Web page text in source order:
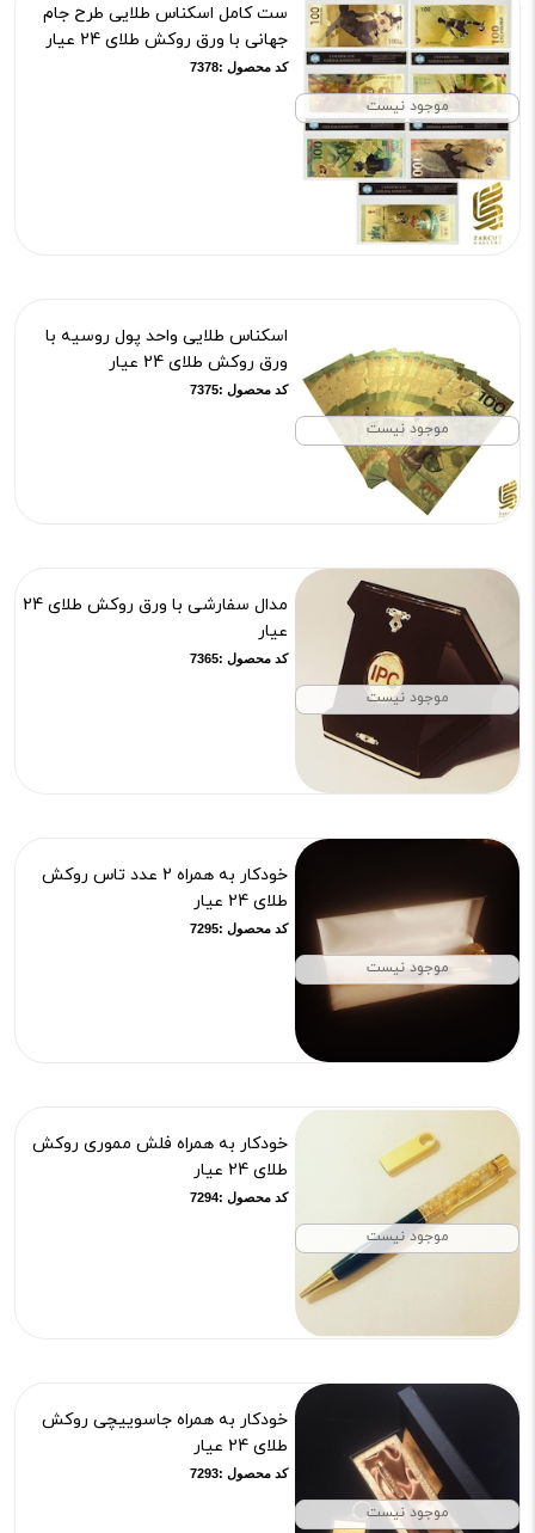
موجود نیست
ست کامل اسکناس طلایی طرح جام
جهانی با ورق روکش طلای 24 عیار
کد محصول :7378
موجود نیست
اسکناس طلایی واحد پول روسیه با
ورق روکش طلای 24 عیار
کد محصول :7375
موجود نیست
مدال سفارشی با ورق روکش طلای 24
عیار
کد محصول :7365
موجود نیست
خودکار به همراه 2 عدد تاس روکش
طلای 24 عیار
کد محصول :7295
موجود نیست
خودکار به همراه فلش مموری روکش
طلای 24 عیار
کد محصول :7294
موجود نیست
خودکار به همراه جاسوییچی روکش
طلای 24 عیار
کد محصول :7293